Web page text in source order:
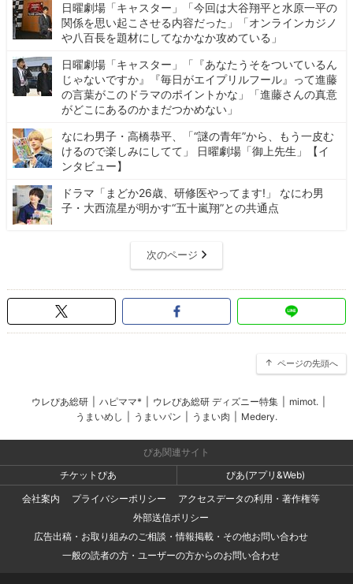
日曜劇場「キャスター」「今回は大谷翔平と水原一平の
関係を思い起こさせる内容だった」「オンラインカジノ
や八百長を題材にしてなかなか攻めている」
日曜劇場「キャスター」「『あなたうそをついているん
じゃないですか』『毎日がエイプリルフール』って進藤
の言葉がこのドラマのポイントかな」「進藤さんの真意
がどこにあるのかまだつかめない」
なにわ男子・高橋恭平、「“謎の青年”から、もう一皮む
けるので楽しみにしてて」 日曜劇場「御上先生」【イ
ンタビュー】
ドラマ「まどか26歳、研修医やってます!」 なにわ男
子・大西流星が明かす“五十嵐翔”との共通点
次のページ
ページの先頭へ
ウレぴあ総研 ハピママ* ウレぴあ総研 ディズニー特集 mimot.
うまいめし
うまいパン うまい肉 Medery.
ぴあ関連サイト
チケットぴあ
ぴあ(アプリ&Web)
会社案内
プライバシーポリシー
アクセスデータの利用・著作権等
外部送信ポリシー
広告出稿・お取り組みのご相談・情報掲載・その他お問い合わせ
一般の読者の方・ユーザーの方からのお問い合わせ